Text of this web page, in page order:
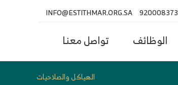
920008373
INFO@ESTITHMAR.ORG.SA
الوظائف تواصل معنا
الهياكل والصلاحيات